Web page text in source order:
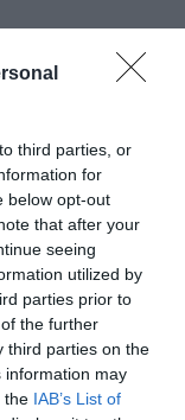
third parties, or
for
below opt-out
that after your
seeing
utilized by
parties prior to
the further
third parties on the
information may
the IAB’s List of